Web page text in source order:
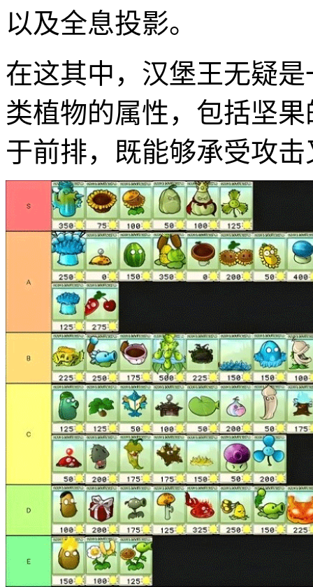
以及全息投影。
在这其中，汉堡王无疑
类植物的属性，包括坚
于前排，既能够承受攻